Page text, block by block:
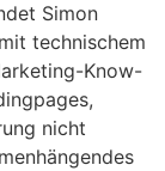
Simon
technischem
Know-
nicht